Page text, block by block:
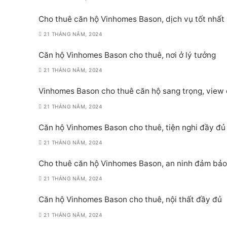
Cho thuê căn hộ Vinhomes Bason, dịch vụ tốt nhất
21 THÁNG NĂM, 2024
Căn hộ Vinhomes Bason cho thuê, nơi ở lý tưởng
21 THÁNG NĂM, 2024
Vinhomes Bason cho thuê căn hộ sang trọng, view
21 THÁNG NĂM, 2024
Căn hộ Vinhomes Bason cho thuê, tiện nghi đầy đủ
21 THÁNG NĂM, 2024
Cho thuê căn hộ Vinhomes Bason, an ninh đảm bảo
21 THÁNG NĂM, 2024
Căn hộ Vinhomes Bason cho thuê, nội thất đầy đủ
21 THÁNG NĂM, 2024